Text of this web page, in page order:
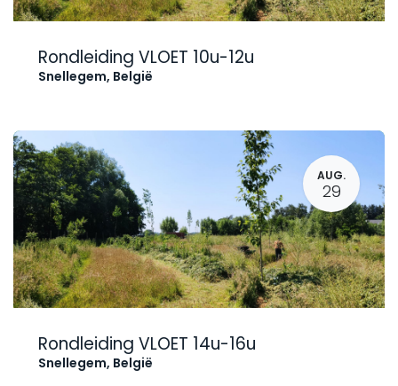
Rondleiding VLOET 10u-12u
Snellegem, België
AUG.
29
Rondleiding VLOET 14u-16u
Snellegem, België